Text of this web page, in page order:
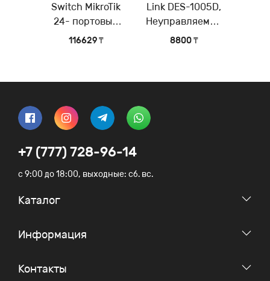
Switch MikroTik
24- портовый
управляемый
116629 ₸
Link DES-1005D,
Неуправляемый
коммутатор с 5
8800 ₸
+7 (777) 728-96-14
c 9:00 до 18:00, выходные: сб. вс.
Каталог
Информация
Контакты